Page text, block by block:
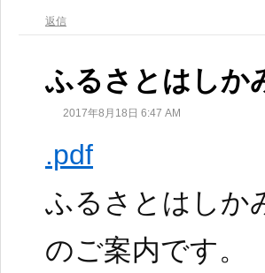
返信
ふるさとはし
2017年8月18日 6:47 AM
.pdf
ふるさとはしか
のご案内です。